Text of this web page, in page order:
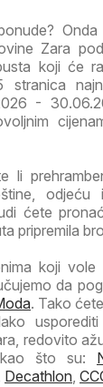
Zara
koji će
stranica
-
li
ćete
pripremila
koji vole
da
. Tako
redovito
što su:
Decathlon,